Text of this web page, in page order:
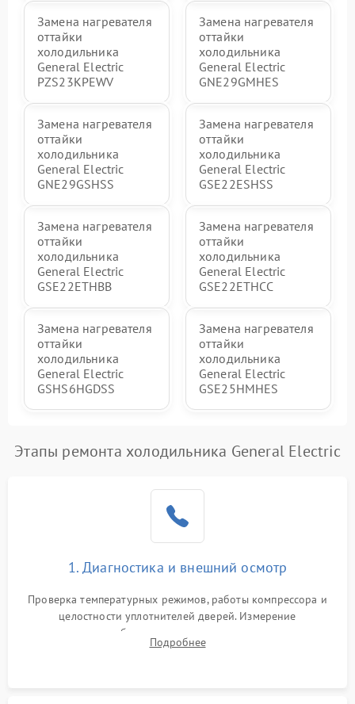
Замена нагревателя
оттайки
холодильника
General Electric
PZS23KPEWV
Замена нагревателя
оттайки
холодильника
General Electric
GNE29GMHES
Замена нагревателя
оттайки
холодильника
General Electric
GNE29GSHSS
Замена нагревателя
оттайки
холодильника
General Electric
GSE22ESHSS
Замена нагревателя
оттайки
холодильника
General Electric
GSE22ETHBB
Замена нагревателя
оттайки
холодильника
General Electric
GSE22ETHCC
Замена нагревателя
оттайки
холодильника
General Electric
GSHS6HGDSS
Замена нагревателя
оттайки
холодильника
General Electric
GSE25HMHES
Этапы ремонта холодильника General Electric
1. Диагностика и внешний осмотр
Проверка температурных режимов, работы компрессора и
целостности уплотнителей дверей. Измерение
сопротивления обмоток мотора, проверка термостата и
считывание кодов ошибок с электронного дисплея.
Подробнее